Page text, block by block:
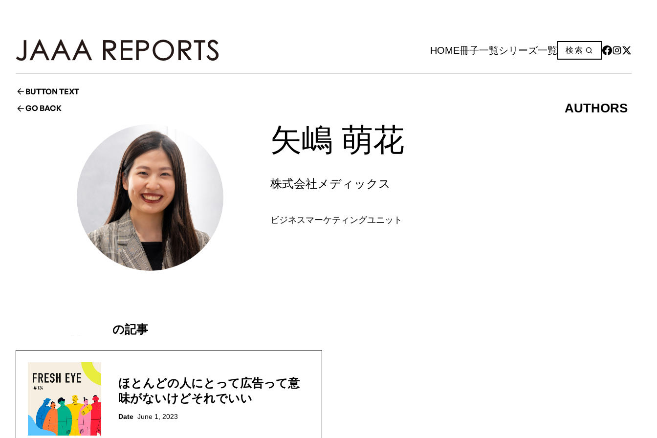
HOME冊子一覧シリーズ一覧
検索
BUTTON TEXT
GO BACK
AUTHORS
矢嶋 萌花
株式会社メディックス
ビジネスマーケティングユニット
矢嶋 萌花
の記事
ほとんどの人にとって広告って意
味がないけどそれでいい
Date June 1, 2023